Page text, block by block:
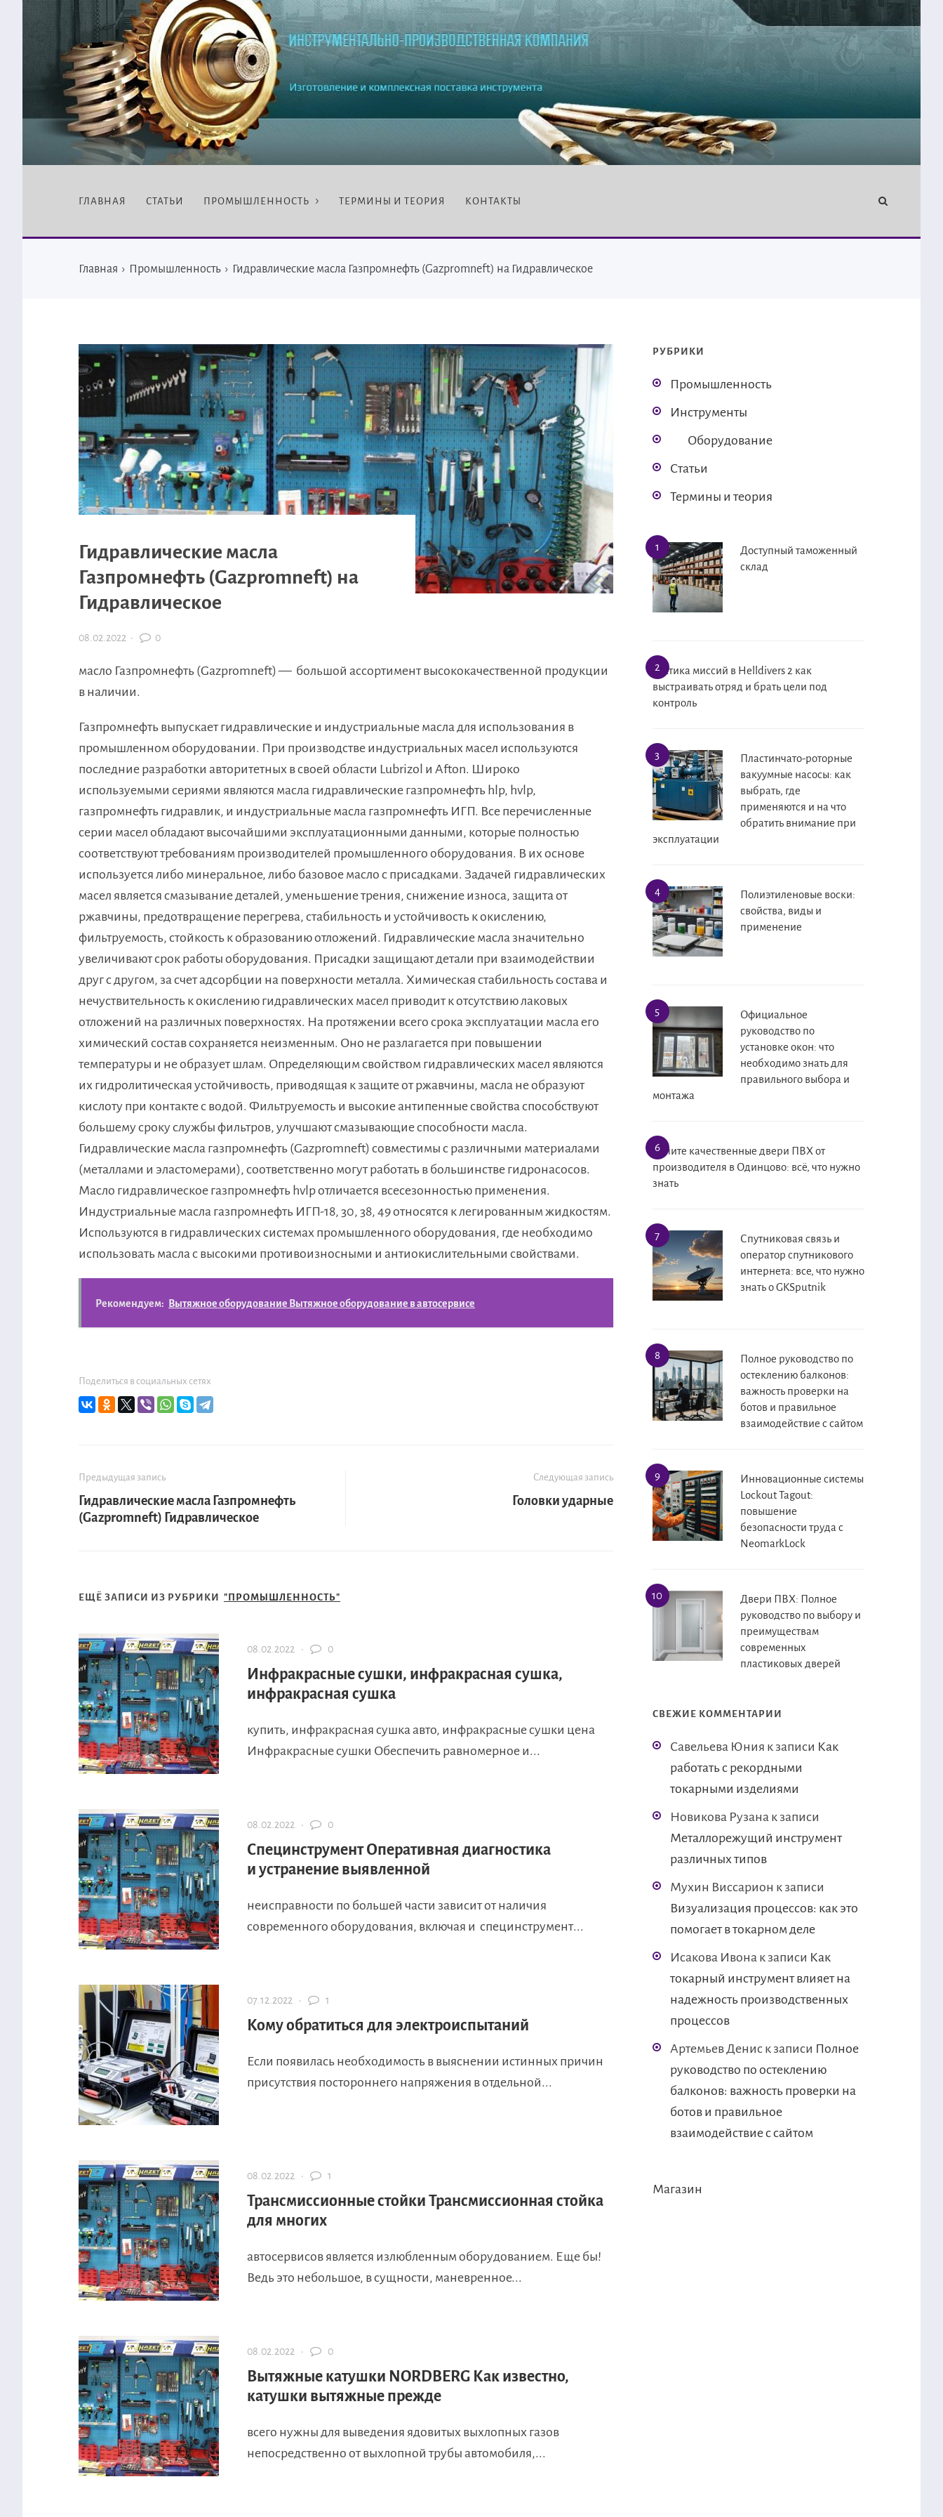
ГЛАВНАЯ СТАТЬИ ПРОМЫШЛЕННОСТЬ ТЕРМИНЫ И ТЕОРИЯ КОНТАКТЫ
Главная › Промышленность › Гидравлические масла Газпромнефть (Gazpromneft) на Гидравлическое
Гидравлические масла
Газпромнефть (Gazpromneft) на
Гидравлическое
08.02.2022 · 0
масло Газпромнефть (Gazpromneft) — большой ассортимент высококачественной продукции
в наличии.
Газпромнефть выпускает гидравлические и индустриальные масла для использования в
промышленном оборудовании. При производстве индустриальных масел используются
последние разработки авторитетных в своей области Lubrizol и Afton. Широко
используемыми сериями являются масла гидравлические газпромнефть hlp, hvlp,
газпромнефть гидравлик, и индустриальные масла газпромнефть ИГП. Все перечисленные
серии масел обладают высочайшими эксплуатационными данными, которые полностью
соответствуют требованиям производителей промышленного оборудования. В их основе
используется либо минеральное, либо базовое масло с присадками. Задачей гидравлических
масел является смазывание деталей, уменьшение трения, снижение износа, защита от
ржавчины, предотвращение перегрева, стабильность и устойчивость к окислению,
фильтруемость, стойкость к образованию отложений. Гидравлические масла значительно
увеличивают срок работы оборудования. Присадки защищают детали при взаимодействии
друг с другом, за счет адсорбции на поверхности металла. Химическая стабильность состава и
нечуствительность к окислению гидравлических масел приводит к отсутствию лаковых
отложений на различных поверхностях. На протяжении всего срока эксплуатации масла его
химический состав сохраняется неизменным. Оно не разлагается при повышении
температуры и не образует шлам. Определяющим свойством гидравлических масел являются
их гидролитическая устойчивость, приводящая к защите от ржавчины, масла не образуют
кислоту при контакте с водой. Фильтруемость и высокие антипенные свойства способствуют
большему сроку службы фильтров, улучшают смазывающие способности масла.
Гидравлические масла газпромнефть (Gazpromneft) совместимы с различными материалами
(металлами и эластомерами), соответственно могут работать в большинстве гидронасосов.
Масло гидравлическое газпромнефть hvlp отличается всесезонностью применения.
Индустриальные масла газпромнефть ИГП-18, 30, 38, 49 относятся к легированным жидкостям.
Используются в гидравлических системах промышленного оборудования, где необходимо
использовать масла с высокими противоизносными и антиокислительными свойствами.
Рекомендуем: Вытяжное оборудование Вытяжное оборудование в автосервисе
Поделиться в социальных сетях
Предыдущая запись
Гидравлические масла Газпромнефть
(Gazpromneft) Гидравлическое
Следующая запись
Головки ударные
ЕЩЁ ЗАПИСИ ИЗ РУБРИКИ "ПРОМЫШЛЕННОСТЬ"
08.02.2022 · 0
Инфракрасные сушки, инфракрасная сушка,
инфракрасная сушка
купить, инфракрасная сушка авто, инфракрасные сушки цена
Инфракрасные сушки Обеспечить равномерное и...
08.02.2022 · 0
Специнструмент Оперативная диагностика
и устранение выявленной
неисправности по большей части зависит от наличия
современного оборудования, включая и специнструмент...
07.12.2022 · 1
Кому обратиться для электроиспытаний
Если появилась необходимость в выяснении истинных причин
присутствия постороннего напряжения в отдельной...
08.02.2022 · 1
Трансмиссионные стойки Трансмиссионная стойка
для многих
автосервисов является излюбленным оборудованием. Еще бы!
Ведь это небольшое, в сущности, маневренное...
08.02.2022 · 0
Вытяжные катушки NORDBERG Как известно,
катушки вытяжные прежде
всего нужны для выведения ядовитых выхлопных газов
непосредственно от выхлопной трубы автомобиля,...
РУБРИКИ
Промышленность
Инструменты
Оборудование
Статьи
Термины и теория
Доступный таможенный
склад
Тактика миссий в Helldivers 2 как
выстраивать отряд и брать цели под
контроль
Пластинчато-роторные
вакуумные насосы: как
выбрать, где
применяются и на что
обратить внимание при
эксплуатации
Полиэтиленовые воски:
свойства, виды и
применение
Официальное
руководство по
установке окон: что
необходимо знать для
правильного выбора и
монтажа
Купите качественные двери ПВХ от
производителя в Одинцово: всё, что нужно
знать
Спутниковая связь и
оператор спутникового
интернета: все, что нужно
знать о GKSputnik
Полное руководство по
остеклению балконов:
важность проверки на
ботов и правильное
взаимодействие с сайтом
Инновационные системы
Lockout Tagout:
повышение
безопасности труда с
NeomarkLock
Двери ПВХ: Полное
руководство по выбору и
преимуществам
современных
пластиковых дверей
СВЕЖИЕ КОММЕНТАРИИ
Савельева Юния к записи Как
работать с рекордными
токарными изделиями
Новикова Рузана к записи
Металлорежущий инструмент
различных типов
Мухин Виссарион к записи
Визуализация процессов: как это
помогает в токарном деле
Исакова Ивона к записи Как
токарный инструмент влияет на
надежность производственных
процессов
Артемьев Дениск записи Полное
руководство по остеклению
балконов: важность проверки на
ботов и правильное
взаимодействие с сайтом
Магазин